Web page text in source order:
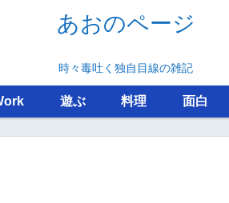
あおのページ
時々毒吐く独自目線の雑記
遊ぶ 料理 面白